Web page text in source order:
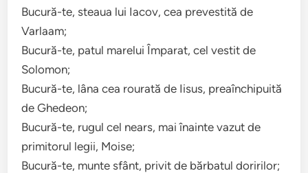
Bucură-te, steaua lui Iacov, cea prevestită de
Varlaam;
Bucură-te, patul marelui Împarat, cel vestit de
Solomon;
Bucură-te, lâna cea rourată de Iisus, preaînchipuită
de Ghedeon;
Bucură-te, rugul cel nears, mai înainte vazut de
primitorul legii, Moise;
Bucură-te, munte sfânt, privit de bărbatul doririlor;